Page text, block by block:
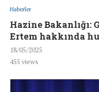
Haberler
Hazine Bakanlığı:
Ertem hakkında
18/05/2025
455 views